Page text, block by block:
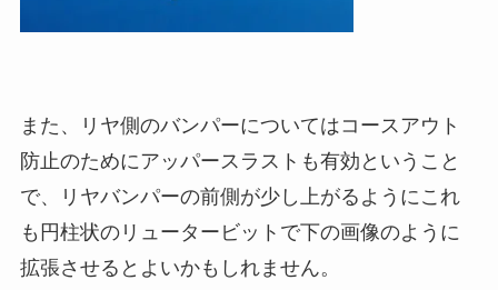
また、リヤ側のバンパーについてはコースアウト
防止のためにアッパースラストも有効ということ
で、リヤバンパーの前側が少し上がるようにこれ
も円柱状のリュータービットで下の画像のように
拡張させるとよいかもしれません。